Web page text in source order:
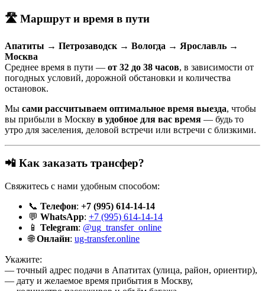
🛣️ Маршрут и время в пути
Апатиты → Петрозаводск → Вологда → Ярославль →
Москва
Среднее время в пути — от 32 до 38 часов, в зависимости от
погодных условий, дорожной обстановки и количества
остановок.
Мы сами рассчитываем оптимальное время выезда, чтобы
вы прибыли в Москву в удобное для вас время — будь то
утро для заселения, деловой встречи или встречи с близкими.
📲 Как заказать трансфер?
Свяжитесь с нами удобным способом:
📞 Телефон: +7 (995) 614-14-14
💬 WhatsApp: +7 (995) 614-14-14
📱 Telegram: @ug_transfer_online
🌐Онлайн: ug-transfer.online
Укажите:
— точный адрес подачи в Апатитах (улица, район, ориентир),
— дату и желаемое время прибытия в Москву,